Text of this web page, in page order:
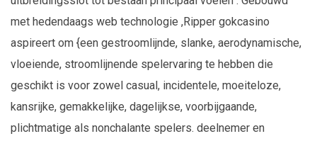
met hedendaags web technologie ,Ripper gokcasino
aspireert om {een gestroomlijnde, slanke, aerodynamische,
vloeiende, stroomlijnende spelervaring te hebben die
geschikt is voor zowel casual, incidentele, moeiteloze,
kansrijke, gemakkelijke, dagelijkse, voorbijgaande,
plichtmatige als nonchalante spelers. deelnemer en